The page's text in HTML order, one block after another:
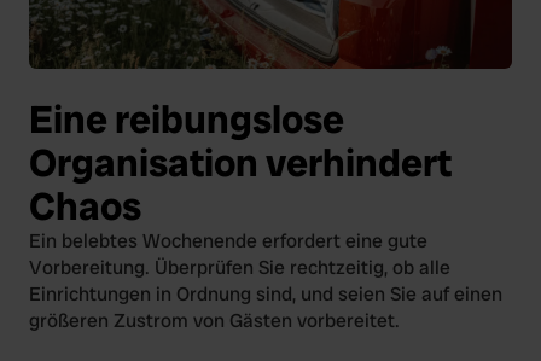
Eine reibungslose
Organisation verhindert
Chaos
Ein belebtes Wochenende erfordert eine gute
Vorbereitung. Überprüfen Sie rechtzeitig, ob alle
Einrichtungen in Ordnung sind, und seien Sie auf einen
größeren Zustrom von Gästen vorbereitet.